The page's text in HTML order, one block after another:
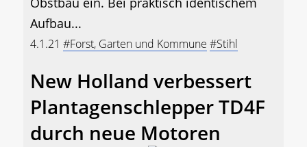
Aufbau...
4.1.21 #Forst, Garten und Kommune #Stihl
New Holland verbessert
Plantagenschlepper TD4F
durch neue Motoren